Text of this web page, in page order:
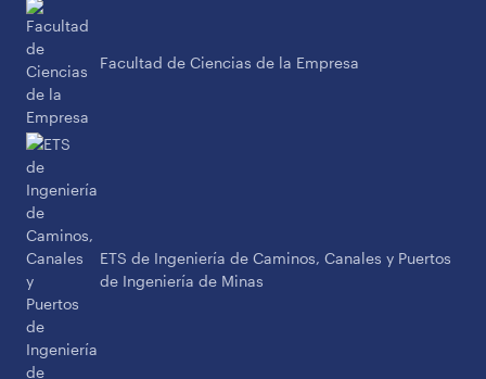
Facultad de Ciencias de la Empresa
ETS de Ingeniería de Caminos, Canales y Puertos
de Ingeniería de Minas